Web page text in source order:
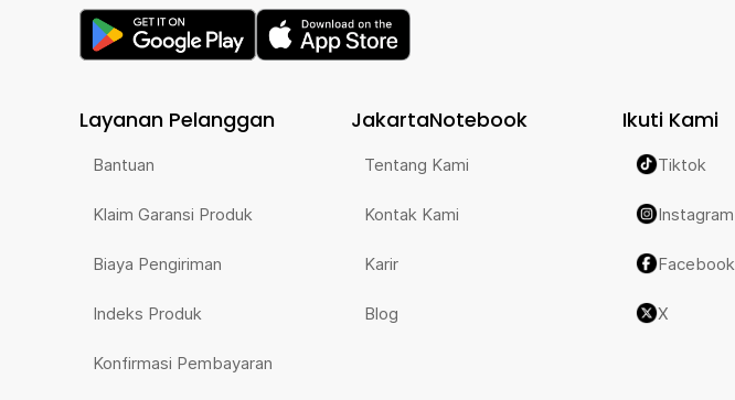
Layanan Pelanggan
Bantuan
Klaim Garansi Produk
Biaya Pengiriman
Indeks Produk
Konfirmasi Pembayaran
JakartaNotebook
Tentang Kami
Kontak Kami
Karir
Blog
Ikuti Kami
Tiktok
Instagram
Facebook
X